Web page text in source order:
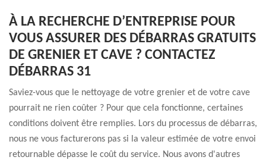
À LA RECHERCHE D’ENTREPRISE POUR
VOUS ASSURER DES DÉBARRAS GRATUITS
DE GRENIER ET CAVE ? CONTACTEZ
DÉBARRAS 31
Saviez-vous que le nettoyage de votre grenier et de votre cave
pourrait ne rien coûter ? Pour que cela fonctionne, certaines
conditions doivent être remplies. Lors du processus de débarras,
nous ne vous facturerons pas si la valeur estimée de votre envoi
retournable dépasse le coût du service. Nous avons d'autres